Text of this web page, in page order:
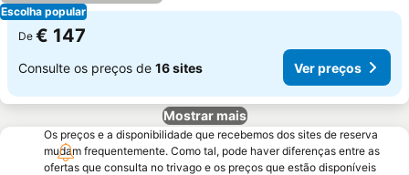
Escolha popular
De € 147
Consulte os preços de 16 sites Ver preços
Mostrar mais
Os preços e a disponibilidade que recebemos dos sites de reserva
mudam frequentemente. Como tal, pode haver diferenças entre as
ofertas que consulta no trivago e os preços que estão disponíveis